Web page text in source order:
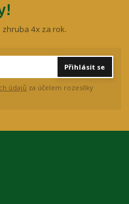
4x za rok.
Přihlásit se
údajů za účelem rozesílky